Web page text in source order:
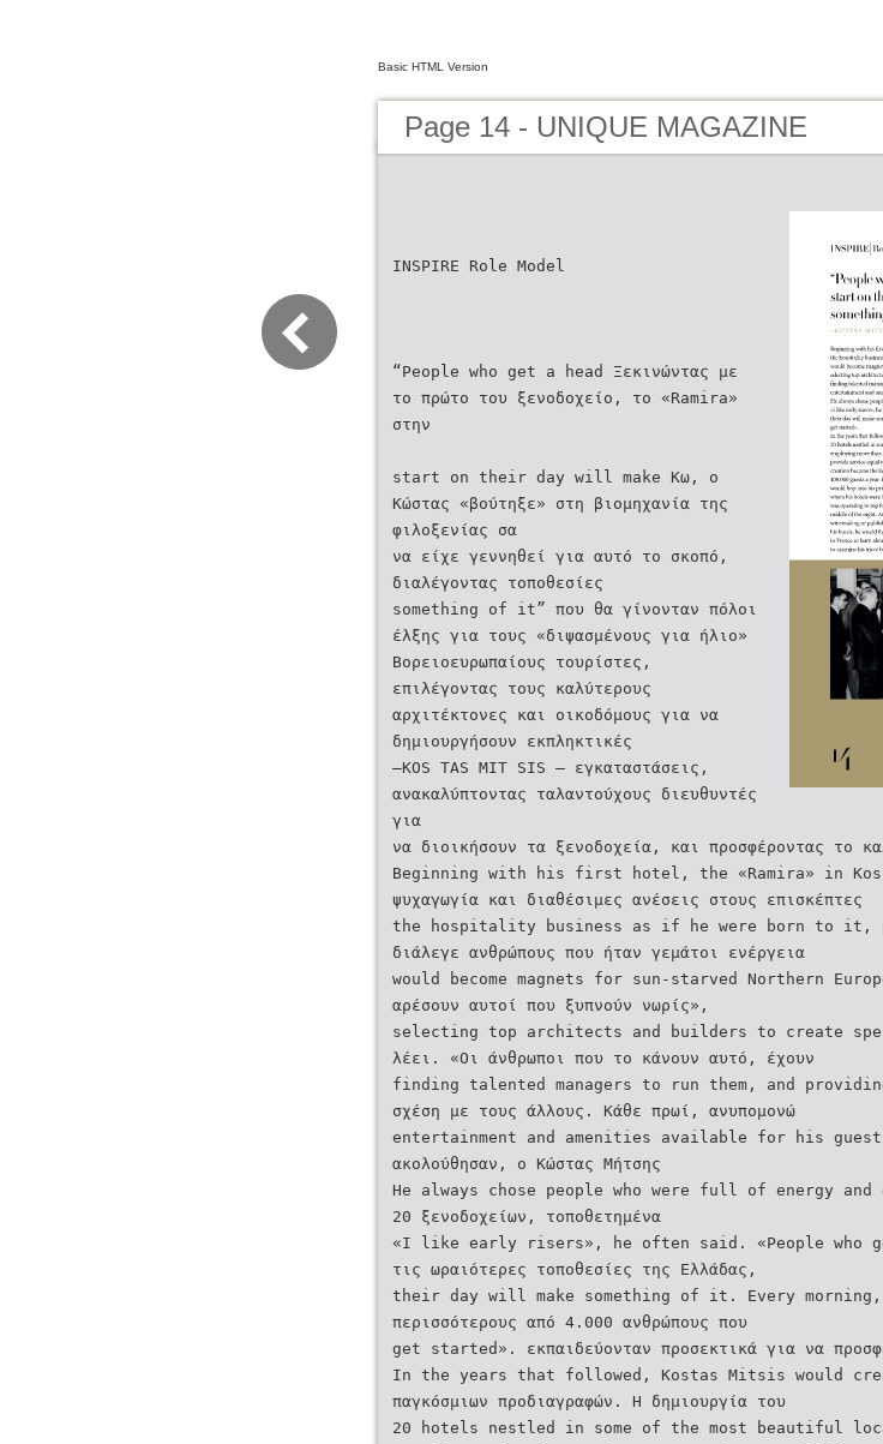
Basic HTML Version
Page 14 - UNIQUE MAGAZINE
INSPIRE Role Model
“People who get a head Ξεκινώντας με
το πρώτο του ξενοδοχείο, το «Ramira»
στην
start on their day will make Κω, ο
Κώστας «βούτηξε» στη βιομηχανία της
φιλοξενίας σα
να είχε γεννηθεί για αυτό το σκοπό,
διαλέγοντας τοποθεσίες
something of it” που θα γίνονταν πόλοι
έλξης για τους «διψασμένους για ήλιο»
Βορειοευρωπαίους τουρίστες,
επιλέγοντας τους καλύτερους
αρχιτέκτονες και οικοδόμους για να
δημιουργήσουν εκπληκτικές
—KOS TAS MIT SIS — εγκαταστάσεις,
ανακαλύπτοντας ταλαντούχους διευθυντές
για
να διοικήσουν τα ξενοδοχεία, και προσφέροντας το
Beginning with his first hotel, the «Ramira» in
ψυχαγωγία και διαθέσιμες ανέσεις στους επισκέπτες
the hospitality business as if he were born to it,
διάλεγε ανθρώπους που ήταν γεμάτοι ενέργεια
would become magnets for sun-starved Northern
αρέσουν αυτοί που ξυπνούν νωρίς»,
selecting top architects and builders to create
λέει. «Οι άνθρωποι που το κάνουν αυτό, έχουν
finding talented managers to run them, and
σχέση με τους άλλους. Κάθε πρωί, ανυπομονώ
entertainment and amenities available for his
ακολούθησαν, ο Κώστας Μήτσης
He always chose people who were full of energy and
20 ξενοδοχείων, τοποθετημένα
«I like early risers», he often said. «People who
τις ωραιότερες τοποθεσίες της Ελλάδας,
their day will make something of it. Every morning,
περισσότερους από 4.000 ανθρώπους που
get started». εκπαιδεύονταν προσεκτικά για να
In the years that followed, Kostas Mitsis would
παγκόσμιων προδιαγραφών. Η δημιουργία του
20 hotels nestled in some of the most beautiful